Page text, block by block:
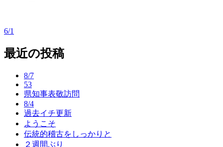
投
稿
6/1
最近の投稿
8/7
53
県知事表敬訪問
8/4
過去イチ更新
ようこそ
伝統的稽古をしっかりと
２週間ぶり